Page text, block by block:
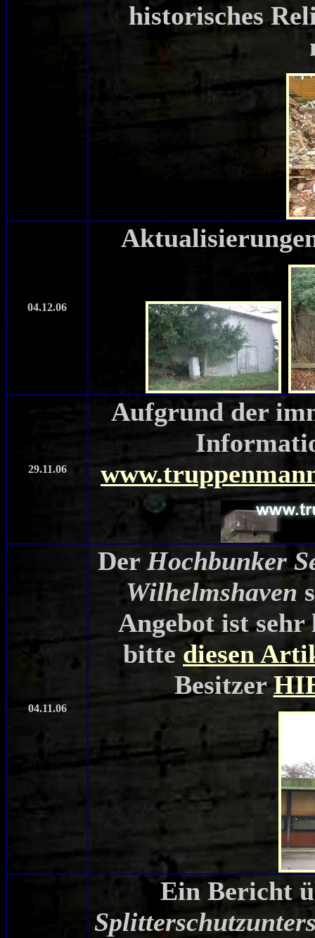
historisches
04.12.06
29.11.06
Aufgrund der
04.11.06
Der Hochbunker
Wilhelmshaven
Angebot ist
bitte diesen
Besitzer
Ein Bericht